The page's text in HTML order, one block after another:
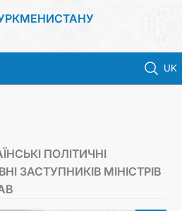
UK
ПОЛІТИЧНІ
ЗАСТУПНИКІВ МІНІСТРІВ